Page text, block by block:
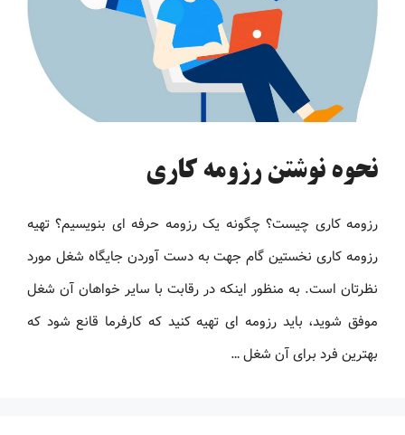
نحوه نوشتن رزومه کاری
رزومه کاری چیست؟ چگونه یک رزومه حرفه ای بنویسیم؟ تهیه
رزومه کاری نخستین گام جهت به دست آوردن جایگاه شغل مورد
نظرتان است. به منظور اینکه در رقابت با سایر خواهان آن شغل
موفق شوید، باید رزومه ‌ای تهیه کنید که کارفرما قانع شود که
بهترین فرد برای آن شغل …